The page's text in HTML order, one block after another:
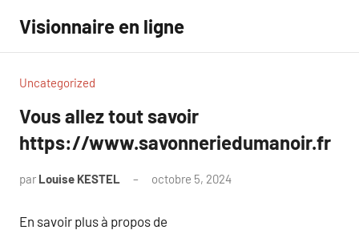
contenu
Visionnaire en ligne
Uncategorized
Vous allez tout savoir
https://www.savonneriedumanoir.fr
par Louise KESTEL octobre 5, 2024
En savoir plus à propos de